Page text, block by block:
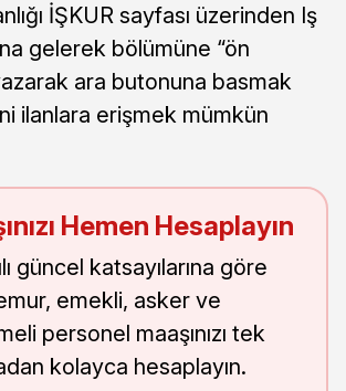
İŞKUR sayfası üzerinden Iş
gelerek bölümüne “ön
ara butonuna basmak
ilanlara erişmek mümkün
Hemen Hesaplayın
güncel katsayılarına göre
emekli, asker ve
personel maaşınızı tek
kolayca hesaplayın.